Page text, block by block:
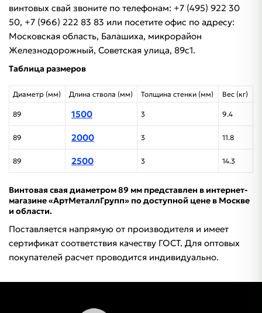
винтовых свай звоните по телефонам: +7 (495) 922 30
50, +7 (966) 222 83 83 или посетите офис по адресу:
Московская область, Балашиха, микрорайон
Железнодорожный, Советская улица, 89с1.
Таблица размеров
Диаметр (мм) Длина ствола (мм) Толщина стенки (мм) Вес (кг)
89 1500 3 9.4
89 2000 3 11.8
89 2500 3 14.3
Винтовая свая диаметром 89 мм представлен в интернет-
магазине «АртМеталлГрупп» по доступной цене в Москве
и области.
Поставляется напрямую от производителя и имеет
сертификат соответствия качеству ГОСТ. Для оптовых
покупателей расчет проводится индивидуально.